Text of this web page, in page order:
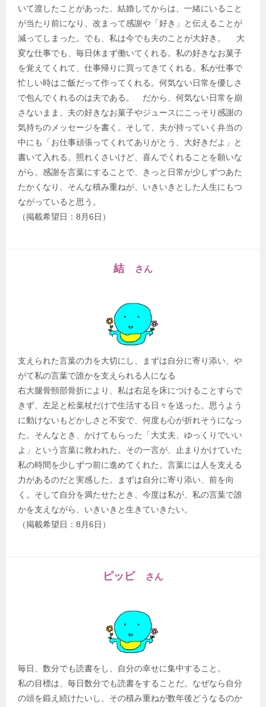
いて渡したことがあった。結婚してからは、一緒にいること
が当たり前になり、改まって感謝や「好き」と伝えることが
減ってしまった。でも、私は今でも夫のことが大好き。 大
変な仕事でも、毎日休まず働いてくれる。私の好きなお菓子
を覚えてくれて、仕事帰りに買ってきてくれる。私が仕事で
忙しい時はご飯だって作ってくれる。何気ない日常を優しさ
で包んでくれるのは夫である。 だから、何気ない日常を崩
さないまま、夫の好きなお菓子やジュースにこっそり感謝の
気持ちのメッセージを書く。そして、夫が持っていく弁当の
中にも「お仕事頑張ってくれてありがとう、大好きだよ」と
書いて入れる。照れくさいけど、喜んでくれることを願いな
がら。感謝を言葉にすることで、きっと日常が少しずつあた
たかくなり、そんな積み重ねが、いきいきとした人生にもつ
ながっていると思う。
（掲載希望日：8月6日）
結 さん
支えられた言葉の力を大切にし、まずは自分に寄り添い、や
がて私の言葉で誰かを支えられる人になる
右大腿骨頸部骨折により、私は右足を床につけることすらで
きず、左足と松葉杖だけで生活する日々を送った。思うよう
に動けないもどかしさと不安で、何度も心が折れそうになっ
た。そんなとき、かけてもらった「大丈夫、ゆっくりでいい
よ」という言葉に救われた。その一言が、止まりかけていた
私の時間を少しずつ前に進めてくれた。言葉には人を支える
力があるのだと実感した。まずは自分に寄り添い、前を向
く。そして自分を満たせたとき、今度は私が、私の言葉で誰
かを支えながら、いきいきと生きていきたい。
（掲載希望日：8月6日）
ピッピ さん
毎日、数分でも読書をし、自分の幸せに集中すること。
私の目標は、毎日数分でも読書をすることだ。なぜなら自分
の頭を鍛え続けたいし、その積み重ねが数年後どうなるのか